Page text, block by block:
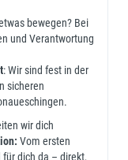
bewegen? Bei
und Verantwortung
: Wir sind fest in der
sicheren
wir dich
Vom ersten
für dich da – direkt,